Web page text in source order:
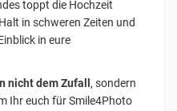
toppt die Hochzeit
in schweren Zeiten und
in eure
nicht dem Zufall , sondern
Ihr euch für Smile4Photo